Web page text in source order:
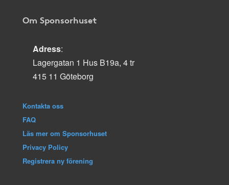
Om Sponsorhuset
Adress:
Lagergatan 1 Hus B19a, 4 tr
415 11 Göteborg
Kontakta oss
FAQ
Läs mer om Sponsorhuset
Privacy Policy
Registrera ny förening